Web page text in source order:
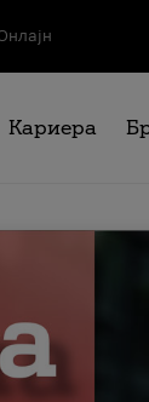
Кариера